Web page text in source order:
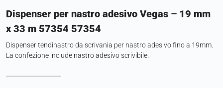
Dispenser per nastro adesivo Vegas – 19 mm
x 33 m 57354 57354
Dispenser tendinastro da scrivania per nastro adesivo fino a 19mm.
La confezione include nastro adesivo scrivibile.